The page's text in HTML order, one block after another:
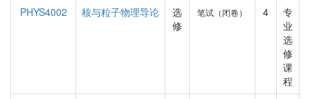
PHYS4002
核与粒子物理导论
选
修
笔试（闭卷） 4
专
业
选
修
课
程